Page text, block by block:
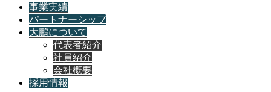
事業実績
パートナーシップ
大鵬について
代表者紹介
社員紹介
会社概要
採用情報